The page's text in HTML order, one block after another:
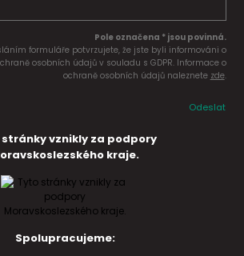
Pole označena * jsou povinná.
formuláře potvrzujete, že jste byli informováni o
osobních údajů v souladu s GDPR. Informace o
ochraně osobních údajů naleznete zde.
Odeslat
vznikly za podpory
kraje.
Spolupracujeme: